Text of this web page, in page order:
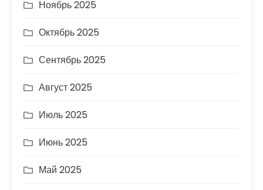
Ноябрь 2025
Октябрь 2025
Сентябрь 2025
Август 2025
Июль 2025
Июнь 2025
Май 2025